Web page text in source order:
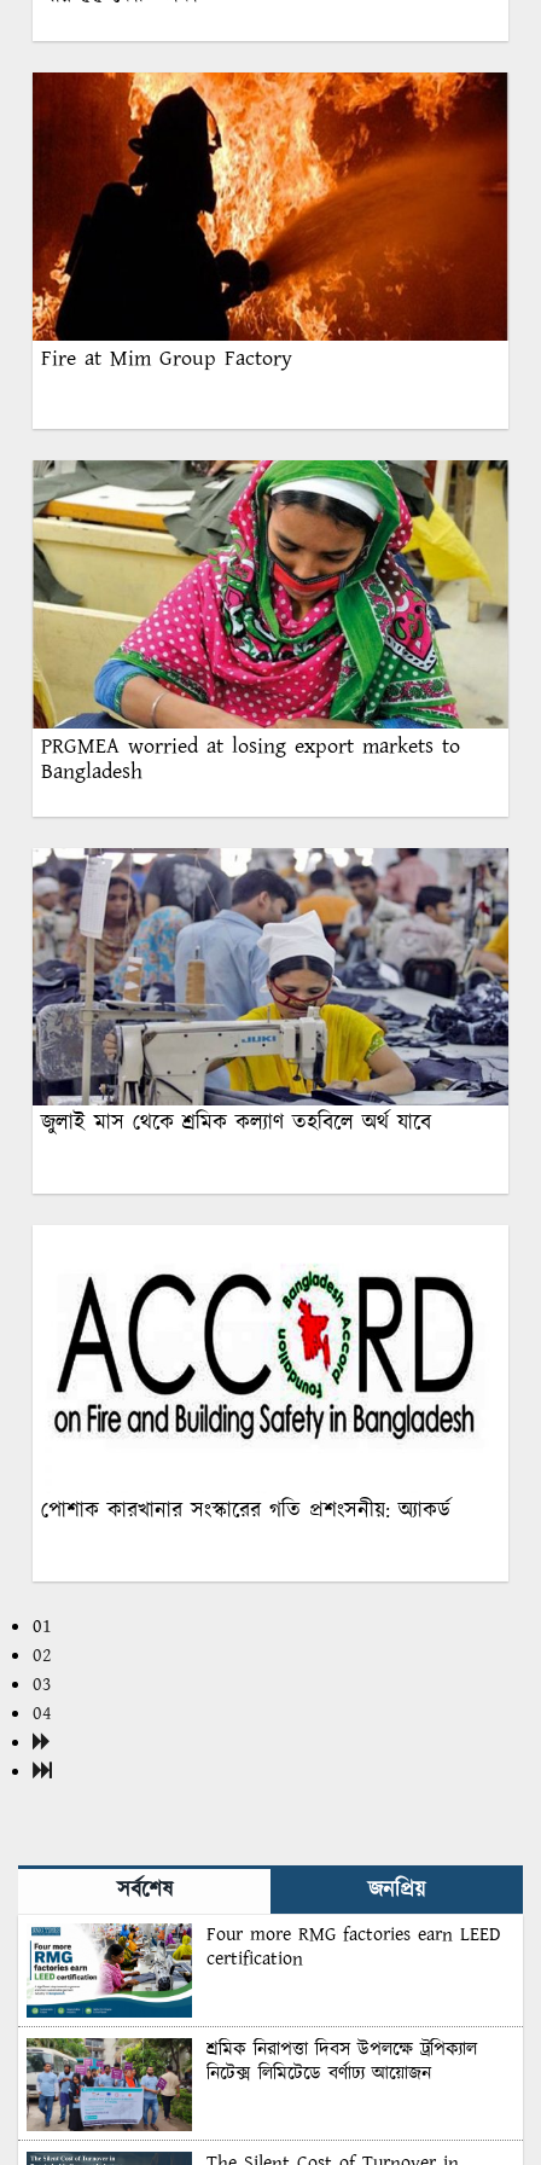
Fire at Mim Group Factory
PRGMEA worried at losing export markets to
Bangladesh
জুলাই মাস থেকে শ্রমিক কল্যাণ তহবিলে অর্থ যাবে
পোশাক কারখানার সংস্কারের গতি প্রশংসনীয়: অ্যাকর্ড
01
02
03
04
সর্বশেষ জনপ্রিয়
Four more RMG factories earn LEED
certification
শ্রমিক নিরাপত্তা দিবস উপলক্ষে ট্রপিক্যাল
নিটেক্স লিমিটেডে বর্ণাঢ্য আয়োজন